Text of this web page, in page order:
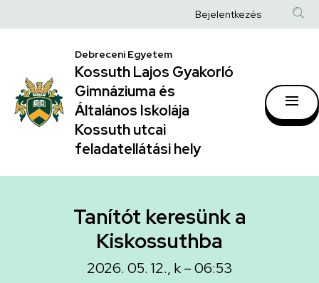
keresünk
Kiskossuthba
Kossuth
Gyakorló
Gimnáziuma
Általános
a
Anonim
fiók
Bejelentkezés
Debreceni Egyetem
Kossuth Lajos Gyakorló
Gimnáziuma és
Általános Iskolája
Kossuth utcai
feladatellátási hely
Tanítót keresünk a
Kiskossuthba
2026. 05. 12., k – 06:53